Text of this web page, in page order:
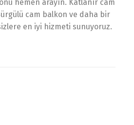
hemen arayın. Katlanır cam
cam balkon ve daha bir
en iyi hizmeti sunuyoruz.